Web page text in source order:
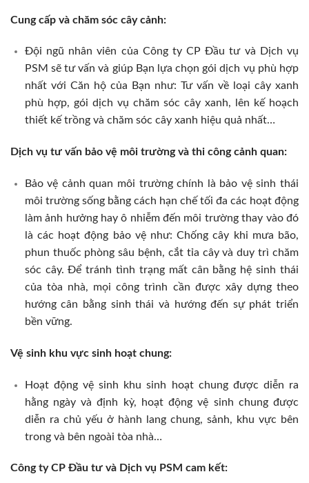
Cung cấp và chăm sóc cây cảnh:
Đội ngũ nhân viên của Công ty CP Đầu tư và Dịch vụ
PSM sẽ tư vấn và giúp Bạn lựa chọn gói dịch vụ phù hợp
nhất với Căn hộ của Bạn như: Tư vấn về loại cây xanh
phù hợp, gói dịch vụ chăm sóc cây xanh, lên kế hoạch
thiết kế trồng và chăm sóc cây xanh hiệu quả nhất…
Dịch vụ tư vấn bảo vệ môi trường và thi công cảnh quan:
Bảo vệ cảnh quan môi trường chính là bảo vệ sinh thái
môi trường sống bằng cách hạn chế tối đa các hoạt động
làm ảnh hưởng hay ô nhiễm đến môi trường thay vào đó
là các hoạt động bảo vệ như: Chống cây khi mưa bão,
phun thuốc phòng sâu bệnh, cắt tỉa cây và duy trì chăm
sóc cây. Để tránh tình trạng mất cân bằng hệ sinh thái
của tòa nhà, mọi công trình cần được xây dựng theo
hướng cân bằng sinh thái và hướng đến sự phát triển
bền vững.
Vệ sinh khu vực sinh hoạt chung:
Hoạt động vệ sinh khu sinh hoạt chung được diễn ra
hằng ngày và định kỳ, hoạt động vệ sinh chung được
diễn ra chủ yếu ở hành lang chung, sảnh, khu vực bên
trong và bên ngoài tòa nhà…
Công ty CP Đầu tư và Dịch vụ PSM cam kết: